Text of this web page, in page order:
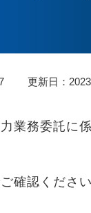
更新日：
業務委託に
確認ください